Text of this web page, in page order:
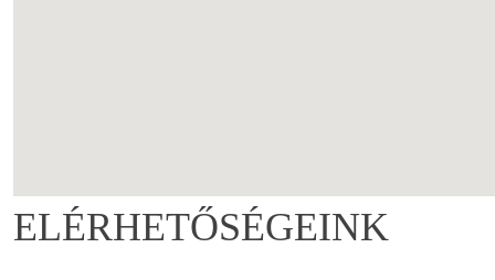
ELÉRHETŐSÉGEINK